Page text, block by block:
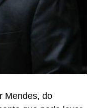
Mendes, do